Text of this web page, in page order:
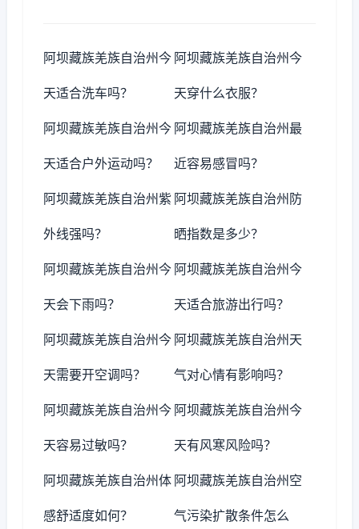
阿坝藏族羌族自治州今
天适合洗车吗？
阿坝藏族羌族自治州今
天穿什么衣服？
阿坝藏族羌族自治州今
天适合户外运动吗？
阿坝藏族羌族自治州最
近容易感冒吗？
阿坝藏族羌族自治州紫
外线强吗？
阿坝藏族羌族自治州防
晒指数是多少？
阿坝藏族羌族自治州今
天会下雨吗？
阿坝藏族羌族自治州今
天适合旅游出行吗？
阿坝藏族羌族自治州今
天需要开空调吗？
阿坝藏族羌族自治州天
气对心情有影响吗？
阿坝藏族羌族自治州今
天容易过敏吗？
阿坝藏族羌族自治州今
天有风寒风险吗？
阿坝藏族羌族自治州体
感舒适度如何？
阿坝藏族羌族自治州空
气污染扩散条件怎么